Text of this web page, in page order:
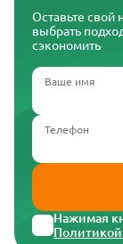
Оставьте свой
выбрать
сэкономить
Ваше имя
Телефон
Нажимая